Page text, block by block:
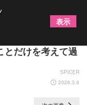
ンvs武尊再戦が
だけを考えて過
SPICER
2026.3.6
表示